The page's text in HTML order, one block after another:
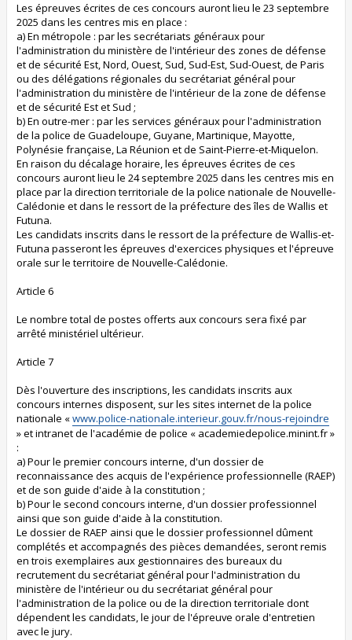
Les épreuves écrites de ces concours auront lieu le 23 septembre
2025 dans les centres mis en place :
a) En métropole : par les secrétariats généraux pour
l'administration du ministère de l'intérieur des zones de défense
et de sécurité Est, Nord, Ouest, Sud, Sud-Est, Sud-Ouest, de Paris
ou des délégations régionales du secrétariat général pour
l'administration du ministère de l'intérieur de la zone de défense
et de sécurité Est et Sud ;
b) En outre-mer : par les services généraux pour l'administration
de la police de Guadeloupe, Guyane, Martinique, Mayotte,
Polynésie française, La Réunion et de Saint-Pierre-et-Miquelon.
En raison du décalage horaire, les épreuves écrites de ces
concours auront lieu le 24 septembre 2025 dans les centres mis en
place par la direction territoriale de la police nationale de Nouvelle-
Calédonie et dans le ressort de la préfecture des îles de Wallis et
Futuna.
Les candidats inscrits dans le ressort de la préfecture de Wallis-et-
Futuna passeront les épreuves d'exercices physiques et l'épreuve
orale sur le territoire de Nouvelle-Calédonie.
Article 6
Le nombre total de postes offerts aux concours sera fixé par
arrêté ministériel ultérieur.
Article 7
Dès l'ouverture des inscriptions, les candidats inscrits aux
concours internes disposent, sur les sites internet de la police
nationale «www.police-nationale.interieur.gouv.fr/nous-rejoindre
» et intranet de l'académie de police « academiedepolice.minint.fr »
:
a) Pour le premier concours interne, d'un dossier de
reconnaissance des acquis de l'expérience professionnelle (RAEP)
et de son guide d'aide à la constitution ;
b) Pour le second concours interne, d'un dossier professionnel
ainsi que son guide d'aide à la constitution.
Le dossier de RAEP ainsi que le dossier professionnel dûment
complétés et accompagnés des pièces demandées, seront remis
en trois exemplaires aux gestionnaires des bureaux du
recrutement du secrétariat général pour l'administration du
ministère de l'intérieur ou du secrétariat général pour
l'administration de la police ou de la direction territoriale dont
dépendent les candidats, le jour de l'épreuve orale d'entretien
avec le jury.